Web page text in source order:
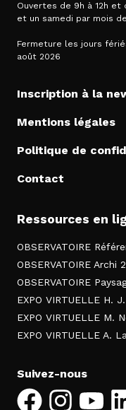
Ouvertes de 9h à 12h et
et un samedi par mois de
Fermeture les jours
août 2026
Inscription à la
Mentions légales
Politique de
Contact
Ressources en
OBSERVATOIRE
OBSERVATOIRE Archi
OBSERVATOIRE
EXPO VIRTUELLE H.
EXPO VIRTUELLE M.
EXPO VIRTUELLE A.
Suivez-nous